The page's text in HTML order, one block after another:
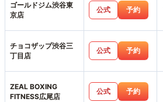
ゴールドジム渋谷東
京店
公式 予約
チョコザップ渋谷三
丁目店
公式 予約
ZEAL BOXING
FITNESS広尾店
公式 予約